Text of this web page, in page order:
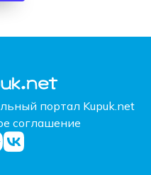
портал Kupuk.net
соглашение